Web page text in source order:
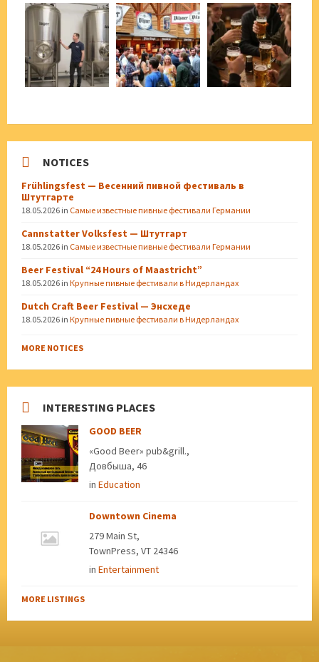
NOTICES
Frühlingsfest — Весенний пивной фестиваль в
Штутгарте
18.05.2026 in Самые известные пивные фестивали Германии
Cannstatter Volksfest — Штутгарт
18.05.2026 in Самые известные пивные фестивали Германии
Beer Festival “24 Hours of Maastricht”
18.05.2026 in Крупные пивные фестивали в Нидерландах
Dutch Craft Beer Festival — Энсхеде
18.05.2026 in Крупные пивные фестивали в Нидерландах
MORE NOTICES
INTERESTING PLACES
GOOD BEER
«Good Beer» pub&grill.,
Довбыша, 46
in Education
Downtown Cinema
279 Main St,
TownPress, VT 24346
in Entertainment
MORE LISTINGS